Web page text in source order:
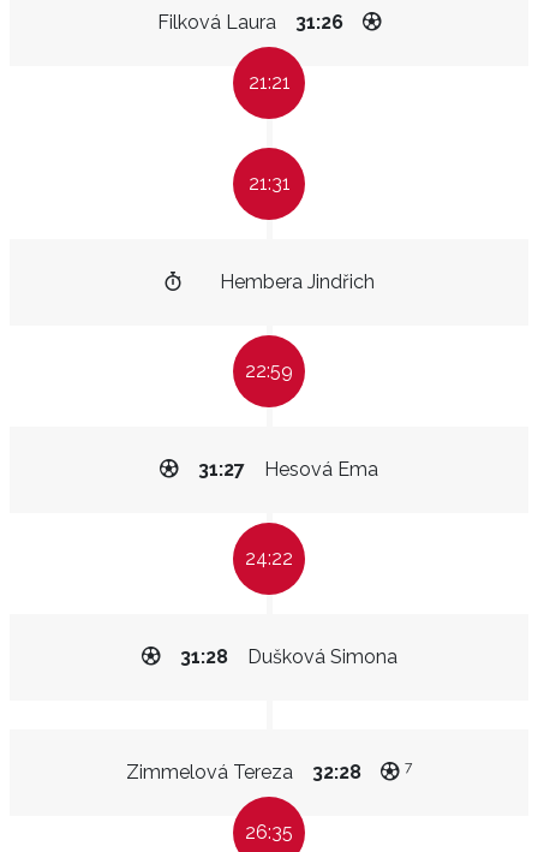
Filková Laura 31:26
21:21
21:31
Hembera Jindřich
22:59
Hesová Ema
31:27
24:22
Dušková Simona
31:28
Zimmelová Tereza 32:28 7
26:35